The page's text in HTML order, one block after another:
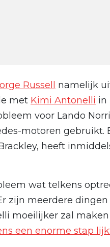
Russell
namelijk
met Kimi Antonelli in
voor Lando
motoren
heeft
wat telkens
zijn meerdere
moeilijker zal
een enorme stap